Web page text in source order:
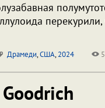
перекурили,
Драмеди,США,2024